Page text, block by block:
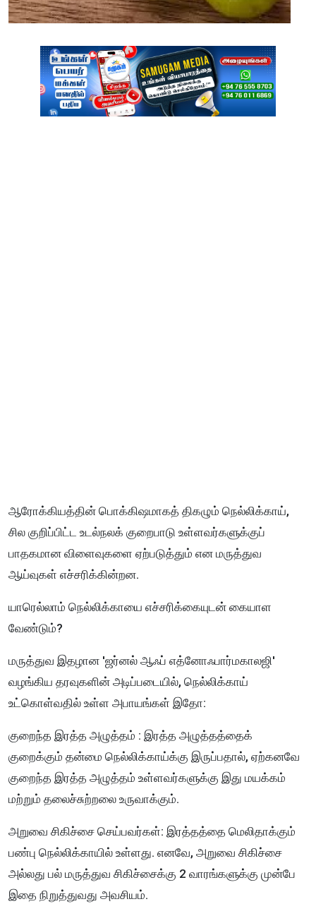
ஆரோக்கியத்தின் பொக்கிஷமாகத் திகழும் நெல்லிக்காய்,
சில குறிப்பிட்ட உடல்நலக் குறைபாடு உள்ளவர்களுக்குப்
பாதகமான விளைவுகளை ஏற்படுத்தும் என மருத்துவ
ஆய்வுகள் எச்சரிக்கின்றன.
யாரெல்லாம் நெல்லிக்காயை எச்சரிக்கையுடன் கையாள
வேண்டும்?
மருத்துவ இதழான 'ஜர்னல் ஆஃப் எத்னோஃபார்மகாலஜி'
வழங்கிய தரவுகளின் அடிப்படையில், நெல்லிக்காய்
உட்கொள்வதில் உள்ள அபாயங்கள் இதோ:
குறைந்த இரத்த அழுத்தம் : இரத்த அழுத்தத்தைக்
குறைக்கும் தன்மை நெல்லிக்காய்க்கு இருப்பதால், ஏற்கனவே
குறைந்த இரத்த அழுத்தம் உள்ளவர்களுக்கு இது மயக்கம்
மற்றும் தலைச்சுற்றலை உருவாக்கும்.
அறுவை சிகிச்சை செய்பவர்கள்: இரத்தத்தை மெலிதாக்கும்
பண்பு நெல்லிக்காயில் உள்ளது. எனவே, அறுவை சிகிச்சை
அல்லது பல் மருத்துவ சிகிச்சைக்கு 2 வாரங்களுக்கு முன்பே
இதை நிறுத்துவது அவசியம்.